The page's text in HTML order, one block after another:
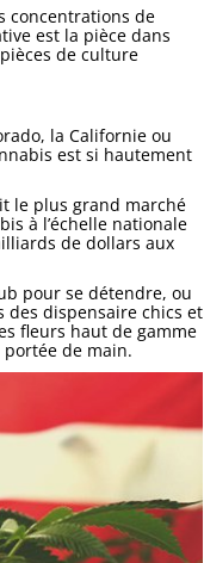
concentrations de
est la pièce dans
de culture
la Californie ou
est si hautement
le plus grand marché
à l’échelle nationale
de dollars aux
pour se détendre, ou
des dispensaire chics et
fleurs haut de gamme
portée de main.